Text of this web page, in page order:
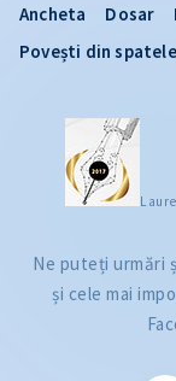
Ancheta Dosar
Povești din
Ne puteți urmări
și cele mai